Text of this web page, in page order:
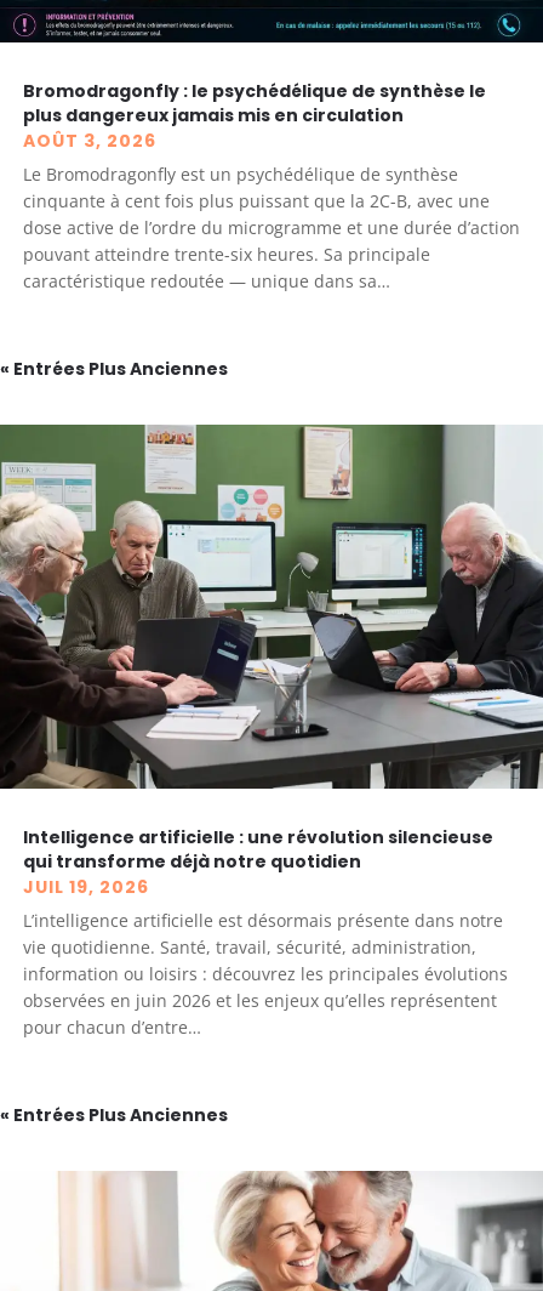
Bromodragonfly : le psychédélique de synthèse le
plus dangereux jamais mis en circulation
AOÛT 3, 2026
Le Bromodragonfly est un psychédélique de synthèse
cinquante à cent fois plus puissant que la 2C-B, avec une
dose active de l’ordre du microgramme et une durée d’action
pouvant atteindre trente-six heures. Sa principale
caractéristique redoutée — unique dans sa…
« Entrées Plus Anciennes
Intelligence artificielle : une révolution silencieuse
qui transforme déjà notre quotidien
JUIL 19, 2026
L’intelligence artificielle est désormais présente dans notre
vie quotidienne. Santé, travail, sécurité, administration,
information ou loisirs : découvrez les principales évolutions
observées en juin 2026 et les enjeux qu’elles représentent
pour chacun d’entre…
« Entrées Plus Anciennes